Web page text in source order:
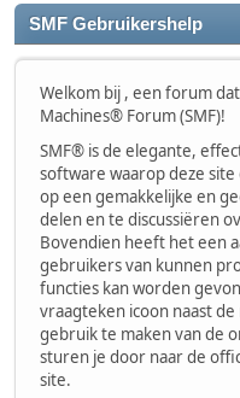
SMF Gebruikershelp
Welkom bij , een forum
Machines® Forum (SMF)!
SMF® is de elegante,
software waarop deze
op een gemakkelijke en
delen en te discussiëren
Bovendien heeft het een
gebruikers van kunnen
functies kan worden
vraagteken icoon naast
gebruik te maken van de
sturen je door naar de
site.